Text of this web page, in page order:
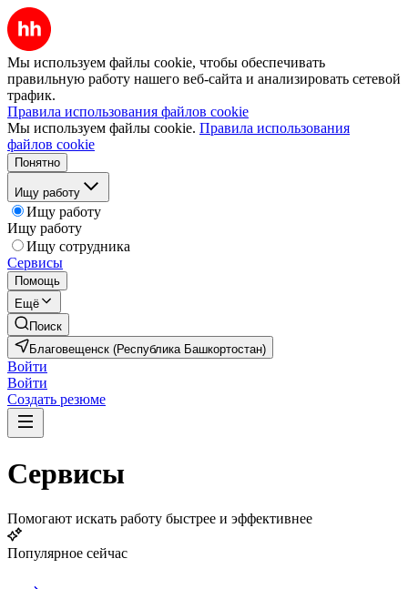
Мы используем файлы cookie, чтобы обеспечивать
правильную работу нашего веб-сайта и анализировать сетевой
трафик.
Правила использования файлов cookie
Мы используем файлы cookie. Правила использования
файлов cookie
Понятно
Ищу работу
Ищу работу
Ищу работу
Ищу сотрудника
Сервисы
Помощь
Ещё
Поиск
Благовещенск (Республика Башкортостан)
Войти
Войти
Создать резюме
Сервисы
Помогают искать работу быстрее и эффективнее
Популярное сейчас